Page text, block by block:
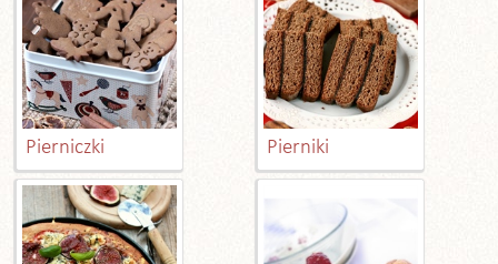
Pierniczki Pierniki